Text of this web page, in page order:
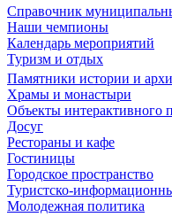
Справочник
Наши чемпионы
Календарь мероприятий
Туризм и отдых
Памятники истории и
Храмы и монастыри
Объекты интерактивного
Досуг
Рестораны и кафе
Гостиницы
Городское пространство
Туристско-
Молодежная политика